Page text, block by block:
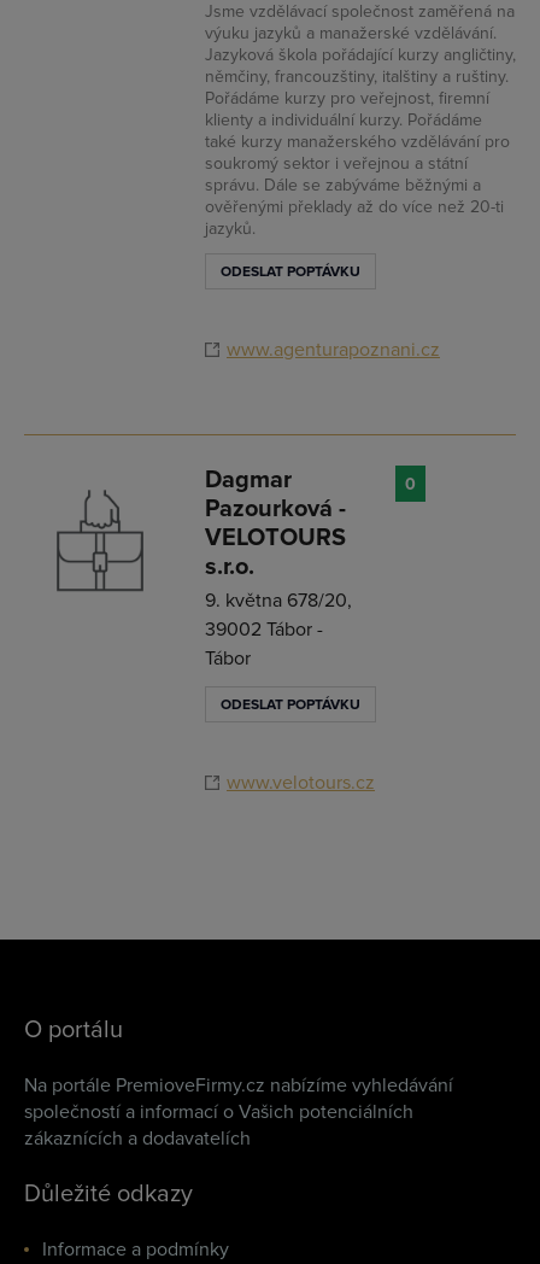
Jsme vzdělávací společnost zaměřená na
výuku jazyků a manažerské vzdělávání.
Jazyková škola pořádající kurzy angličtiny,
němčiny, francouzštiny, italštiny a ruštiny.
Pořádáme kurzy pro veřejnost, firemní
klienty a individuální kurzy. Pořádáme
také kurzy manažerského vzdělávání pro
soukromý sektor i veřejnou a státní
správu. Dále se zabýváme běžnými a
ověřenými překlady až do více než 20-ti
jazyků.
ODESLAT POPTÁVKU
www.agenturapoznani.cz
Dagmar
Pazourková -
VELOTOURS
s.r.o.
9. května 678/20,
39002 Tábor -
Tábor
ODESLAT POPTÁVKU
www.velotours.cz
0
O portálu
Na portále PremioveFirmy.cz nabízíme vyhledávání
společností a informací o Vašich potenciálních
zákaznících a dodavatelích
Důležité odkazy
Informace a podmínky